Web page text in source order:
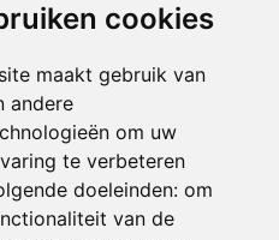
cookies
maakt gebruik van
andere
om uw
te verbeteren
doeleinden: om
van de
import
11
Verheulsweide